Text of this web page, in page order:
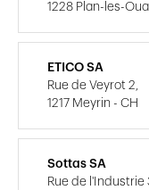
1228 Plan-les-
ETICO SA
Rue de Veyrot 2,
1217 Meyrin - CH
Sottas SA
Rue de l'Industrie